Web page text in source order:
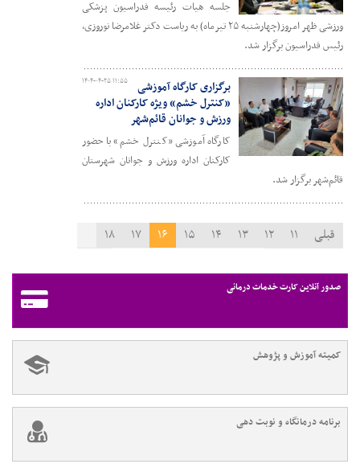
جلسه هیات رئیسه فدراسیون پزشکی
ورزشی ظهر امروز(چهارشنبه ۲۵ تیرماه) به ریاست دکتر غلامرضا نوروزی،
رئیس فدراسیون برگزار شد.
۱۴۰۴-۰۴-۲۵ ۱۱:۵۵
برگزاری کارگاه آموزشی
«کنترل خشم» ویژه کارکنان اداره
ورزش و جوانان قائم‌شهر
کارگاه آموزشی «کنترل خشم» با حضور
کارکنان اداره ورزش و جوانان شهرستان
قائم‌شهر برگزار شد.
قبلی ۱۱ ۱۲ ۱۳ ۱۴ ۱۵ ۱۶ ۱۷
۱۸
صدور آنلاین کارت خدمات درمانی
کمیته آموزش و پژوهش
برنامه درمانگاه و نوبت دهی